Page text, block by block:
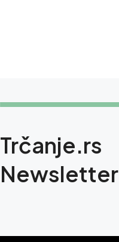
Trčanje.rs
Newsletter